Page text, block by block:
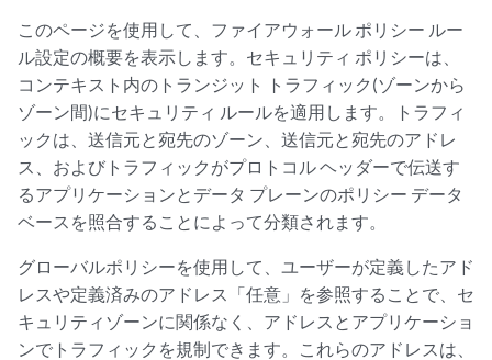
このページを使用して、ファイアウォール ポリシー ルー
ル設定の概要を表示します。セキュリティ ポリシーは、
コンテキスト内のトランジット トラフィック(ゾーンから
ゾーン間)にセキュリティ ルールを適用します。トラフィ
ックは、送信元と宛先のゾーン、送信元と宛先のアドレ
ス、およびトラフィックがプロトコル ヘッダーで伝送す
るアプリケーションとデータ プレーンのポリシー データ
ベースを照合することによって分類されます。
グローバルポリシーを使用して、ユーザーが定義したアド
レスや定義済みのアドレス「任意」を参照することで、セ
キュリティゾーンに関係なく、アドレスとアプリケーショ
ンでトラフィックを規制できます。これらのアドレスは、